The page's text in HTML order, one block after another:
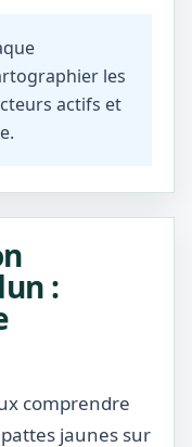
les
actifs et
:
comprendre
jaunes sur